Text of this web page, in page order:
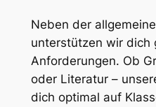
Neben der
unterstützen wir dich
Anforderungen. Ob
oder Literatur –
dich optimal auf